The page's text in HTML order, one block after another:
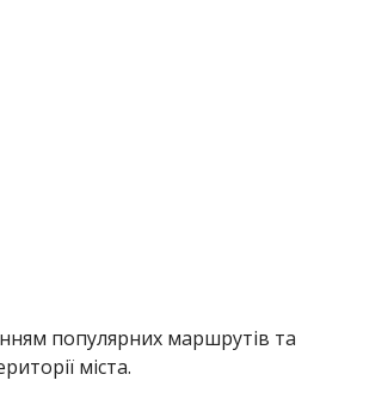
популярних маршрутів та
міста.